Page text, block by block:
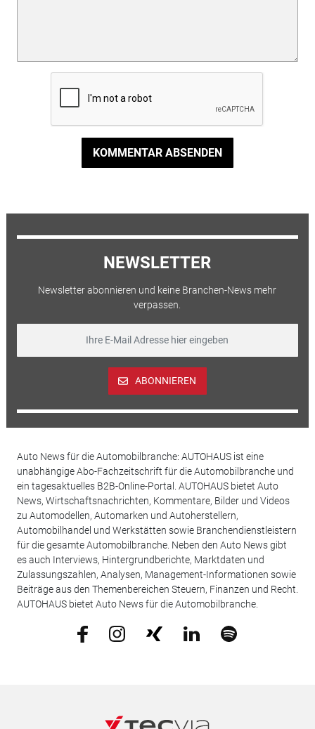
KOMMENTAR ABSENDEN
NEWSLETTER
Newsletter abonnieren und keine Branchen-News mehr
verpassen.
ABONNIEREN
Auto News für die Automobilbranche: AUTOHAUS ist eine
unabhängige Abo-Fachzeitschrift für die Automobilbranche und
ein tagesaktuelles B2B-Online-Portal. AUTOHAUS bietet Auto
News, Wirtschaftsnachrichten, Kommentare, Bilder und Videos
zu Automodellen, Automarken und Autoherstellern,
Automobilhandel und Werkstätten sowie Branchendienstleistern
für die gesamte Automobilbranche. Neben den Auto News gibt
es auch Interviews, Hintergrundberichte, Marktdaten und
Zulassungszahlen, Analysen, Management-Informationen sowie
Beiträge aus den Themenbereichen Steuern, Finanzen und Recht.
AUTOHAUS bietet Auto News für die Automobilbranche.